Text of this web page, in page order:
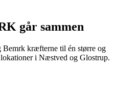
går sammen
Bemrk kræfterne til én større og
i Næstved og Glostrup.